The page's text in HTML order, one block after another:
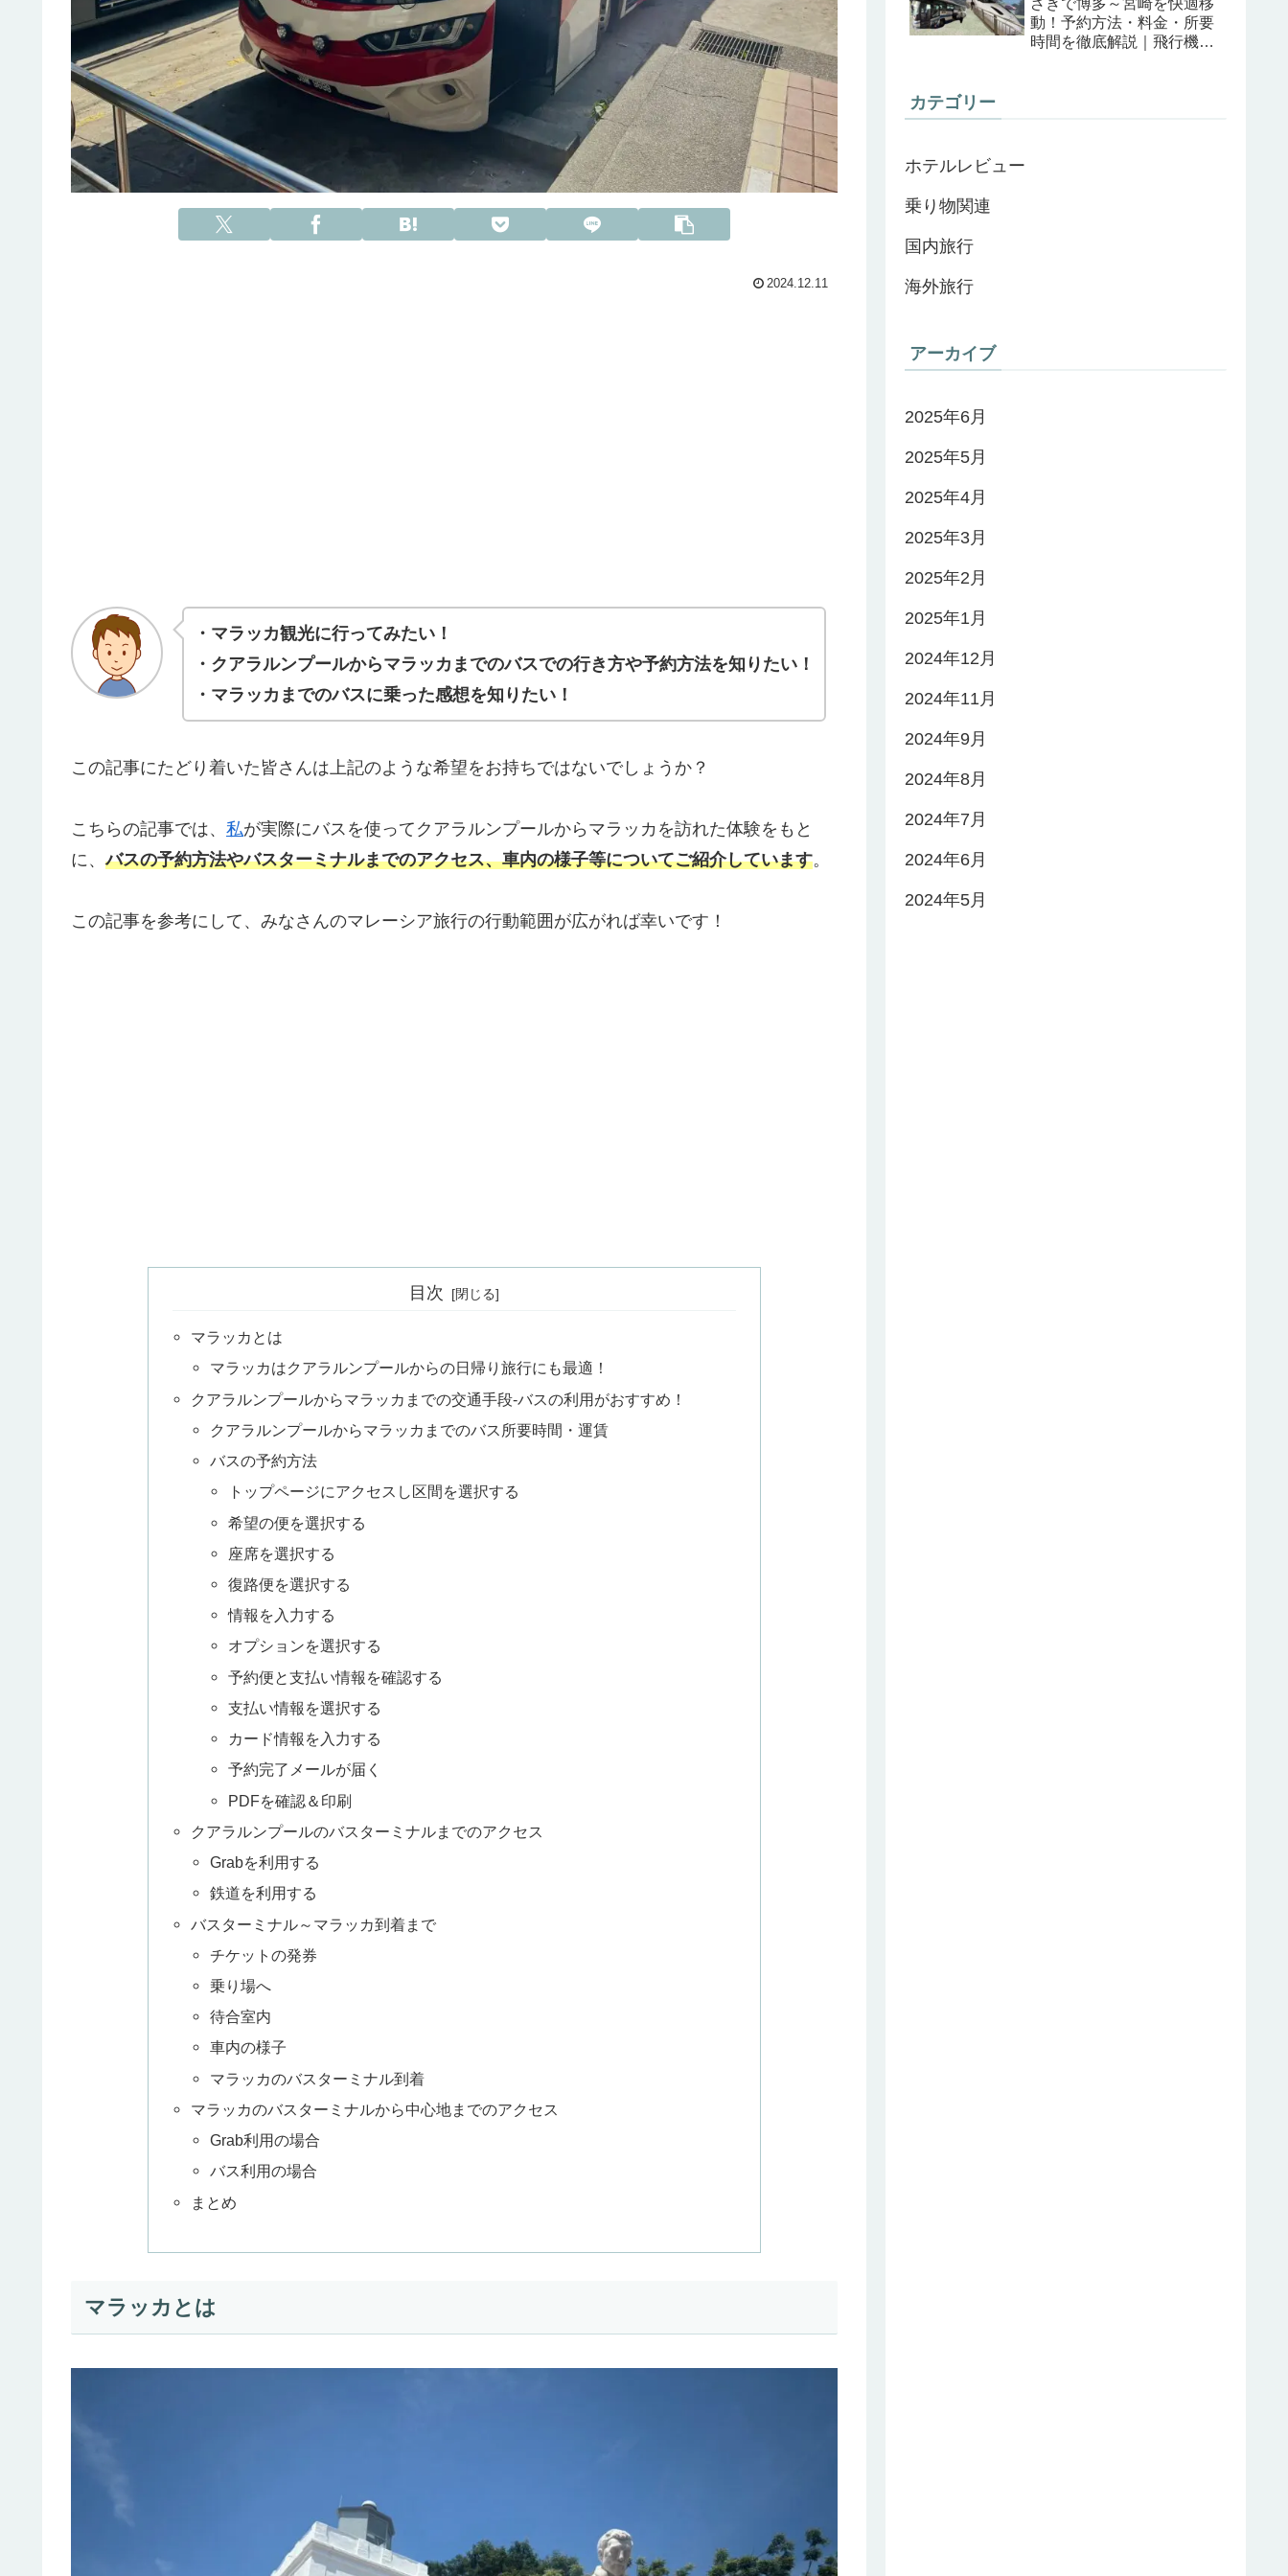
2024.12.11
・マラッカ観光に行ってみたい！
・クアラルンプールからマラッカまでのバスでの行き方や予約方法を知りたい！
・マラッカまでのバスに乗った感想を知りたい！
この記事にたどり着いた皆さんは上記のような希望をお持ちではないでしょうか？
こちらの記事では、 私が実際にバスを使ってクアラルンプールからマラッカを訪れた体験をもと
に、バスの予約方法やバスターミナルまでのアクセス、車内の様子等についてご紹介しています。
この記事を参考にして、みなさんのマレーシア旅行の行動範囲が広がれば幸いです！
目次
マラッカとは
マラッカはクアラルンプールからの日帰り旅行にも最適！
クアラルンプールからマラッカまでの交通手段-バスの利用がおすすめ！
クアラルンプールからマラッカまでのバス所要時間・運賃
バスの予約方法
トップページにアクセスし区間を選択する
希望の便を選択する
座席を選択する
復路便を選択する
情報を入力する
オプションを選択する
予約便と支払い情報を確認する
支払い情報を選択する
カード情報を入力する
予約完了メールが届く
PDFを確認＆印刷
クアラルンプールのバスターミナルまでのアクセス
Grabを利用する
鉄道を利用する
バスターミナル～マラッカ到着まで
チケットの発券
乗り場へ
待合室内
車内の様子
マラッカのバスターミナル到着
マラッカのバスターミナルから中心地までのアクセス
Grab利用の場合
バス利用の場合
まとめ
マラッカとは
ざきで博多～宮崎を快適移
動！予約方法・料金・所要
時間を徹底解説｜飛行機＆
カテゴリー
ホテルレビュー
乗り物関連
国内旅行
海外旅行
アーカイブ
2025年6月
2025年5月
2025年4月
2025年3月
2025年2月
2025年1月
2024年12月
2024年11月
2024年9月
2024年8月
2024年7月
2024年6月
2024年5月